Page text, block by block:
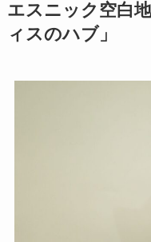
エスニック空白
ィスのハブ」